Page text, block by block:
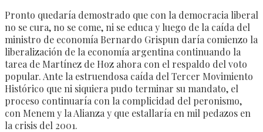
Pronto quedaría demostrado que con la democracia liberal
no se cura, no se come, ni se educa y luego de la caída del
ministro de economía Bernardo Grispun daría comienzo la
liberalización de la economía argentina continuando la
tarea de Martínez de Hoz ahora con el respaldo del voto
popular. Ante la estruendosa caída del Tercer Movimiento
Histórico que ni siquiera pudo terminar su mandato, el
proceso continuaría con la complicidad del peronismo,
con Menem y la Alianza y que estallaría en mil pedazos en
la crisis del 2001.